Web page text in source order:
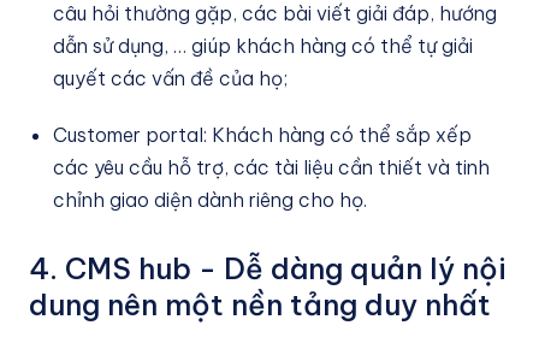
câu hỏi thường gặp, các bài viết giải đáp, hướng
dẫn sử dụng, … giúp khách hàng có thể tự giải
quyết các vấn đề của họ;
Customer portal: Khách hàng có thể sắp xếp
các yêu cầu hỗ trợ, các tài liệu cần thiết và tinh
chỉnh giao diện dành riêng cho họ.
4. CMS hub - Dễ dàng quản lý nội
dung nên một nền tảng duy nhất